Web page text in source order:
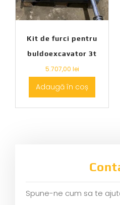
Kit de furci pentru
buldoexcavator 3t
5.707,00 lei
Adaugă în coș
Spune-ne cum sa te